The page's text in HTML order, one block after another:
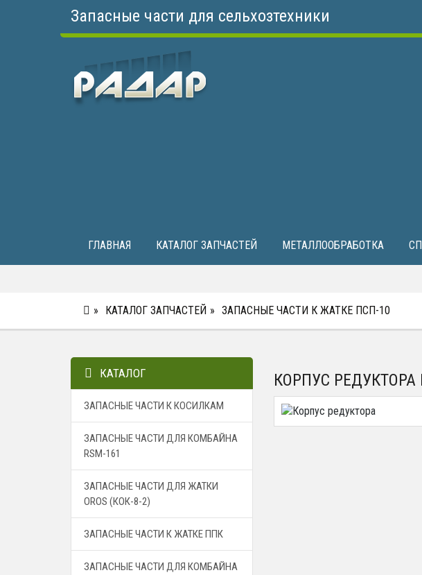
Запасные части для сельхозтехники
ГЛАВНАЯ КАТАЛОГ ЗАПЧАСТЕЙ МЕТАЛЛООБРАБОТКА
КАТАЛОГ ЗАПЧАСТЕЙ ЗАПАСНЫЕ ЧАСТИ К ЖАТКЕ ПСП-10
КАТАЛОГ
ЗАПАСНЫЕ ЧАСТИ К КОСИЛКАМ
ЗАПАСНЫЕ ЧАСТИ ДЛЯ КОМБАЙНА
RSM-161
ЗАПАСНЫЕ ЧАСТИ ДЛЯ ЖАТКИ
OROS (КОК-8-2)
ЗАПАСНЫЕ ЧАСТИ К ЖАТКЕ ППК
ЗАПАСНЫЕ ЧАСТИ ДЛЯ КОМБАЙНА
КОРПУС РЕДУКТОРА